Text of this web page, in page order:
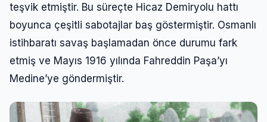
teşvik etmiştir. Bu süreçte Hicaz Demiryolu hattı
boyunca çeşitli sabotajlar baş göstermiştir. Osmanlı
istihbaratı savaş başlamadan önce durumu fark
etmiş ve Mayıs 1916 yılında Fahreddin Paşa’yı
Medine’ye göndermiştir.